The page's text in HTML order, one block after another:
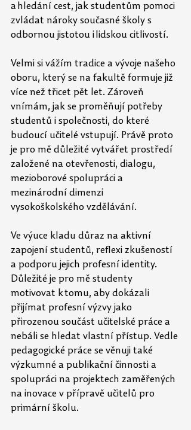
a hledání cest, jak studentům pomoci
zvládat nároky současné školy s
odbornou jistotou i lidskou citlivostí.
Velmi si vážím tradice a vývoje našeho
oboru, který se na fakultě formuje již
více než třicet pět let. Zároveň
vnímám, jak se proměňují potřeby
studentů i společnosti, do které
budoucí učitelé vstupují. Právě proto
je pro mě důležité vytvářet prostředí
založené na otevřenosti, dialogu,
mezioborové spolupráci a
mezinárodní dimenzi
vysokoškolského vzdělávání.
Ve výuce kladu důraz na aktivní
zapojení studentů, reflexi zkušeností
a podporu jejich profesní identity.
Důležité je pro mě studenty
motivovat k tomu, aby dokázali
přijímat profesní výzvy jako
přirozenou součást učitelské práce a
nebáli se hledat vlastní přístup. Vedle
pedagogické práce se věnuji také
výzkumné a publikační činnosti a
spolupráci na projektech zaměřených
na inovace v přípravě učitelů pro
primární školu.